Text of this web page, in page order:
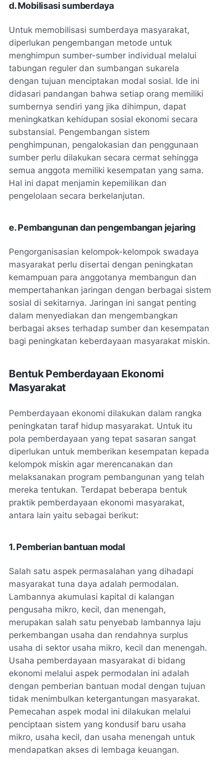
d. Mobilisasi sumberdaya
Untuk memobilisasi sumberdaya masyarakat,
diperlukan pengembangan metode untuk
menghimpun sumber-sumber individual melalui
tabungan reguler dan sumbangan sukarela
dengan tujuan menciptakan modal sosial. Ide ini
didasari pandangan bahwa setiap orang memiliki
sumbernya sendiri yang jika dihimpun, dapat
meningkatkan kehidupan sosial ekonomi secara
substansial. Pengembangan sistem
penghimpunan, pengalokasian dan penggunaan
sumber perlu dilakukan secara cermat sehingga
semua anggota memiliki kesempatan yang sama.
Hal ini dapat menjamin kepemilikan dan
pengelolaan secara berkelanjutan.
e. Pembangunan dan pengembangan jejaring
Pengorganisasian kelompok-kelompok swadaya
masyarakat perlu disertai dengan peningkatan
kemampuan para anggotanya membangun dan
mempertahankan jaringan dengan berbagai sistem
sosial di sekitarnya. Jaringan ini sangat penting
dalam menyediakan dan mengembangkan
berbagai akses terhadap sumber dan kesempatan
bagi peningkatan keberdayaan masyarakat miskin.
Bentuk Pemberdayaan Ekonomi
Masyarakat
Pemberdayaan ekonomi dilakukan dalam rangka
peningkatan taraf hidup masyarakat. Untuk itu
pola pemberdayaan yang tepat sasaran sangat
diperlukan untuk memberikan kesempatan kepada
kelompok miskin agar merencanakan dan
melaksanakan program pembangunan yang telah
mereka tentukan. Terdapat beberapa bentuk
praktik pemberdayaan ekonomi masyarakat,
antara lain yaitu sebagai berikut:
1. Pemberian bantuan modal
Salah satu aspek permasalahan yang dihadapi
masyarakat tuna daya adalah permodalan.
Lambannya akumulasi kapital di kalangan
pengusaha mikro, kecil, dan menengah,
merupakan salah satu penyebab lambannya laju
perkembangan usaha dan rendahnya surplus
usaha di sektor usaha mikro, kecil dan menengah.
Usaha pemberdayaan masyarakat di bidang
ekonomi melalui aspek permodalan ini adalah
dengan pemberian bantuan modal dengan tujuan
tidak menimbulkan ketergantungan masyarakat.
Pemecahan aspek modal ini dilakukan melalui
penciptaan sistem yang kondusif baru usaha
mikro, usaha kecil, dan usaha menengah untuk
mendapatkan akses di lembaga keuangan.